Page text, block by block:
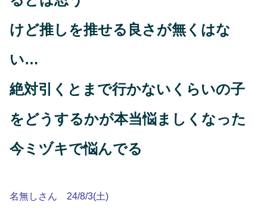
けど推しを推せる良さが無くはな
い…
絶対引くとまで行かないくらいの子
をどうするかが本当悩ましくなった
今ミヅキで悩んでる
名無しさん 24/8/3(土)